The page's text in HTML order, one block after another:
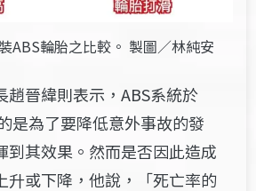
ABS輪胎之比較。 製圖／林純安
趙晉緯則表示，ABS系統於
是為了要降低意外事故的發
到其效果。然而是否因此造成
升或下降，他說，「死亡率的